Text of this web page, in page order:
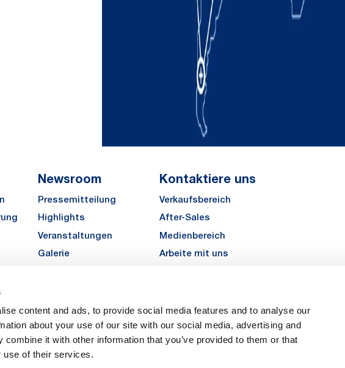
content and ads, to provide social media features and to analyse our
about your use of our site with our social media, advertising and
it with other information that you’ve provided to them or that
use of their services.
Karriere
Newsroom
Pressemitteilung
Highlights
Veranstaltungen
Galerie
Kontaktiere uns
Verkaufsbereich
After-Sales
Medienbereich
Arbeite mit uns
LinkedIn
Instagram
YouTube